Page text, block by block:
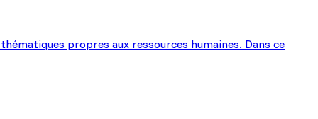
propres aux ressources humaines. Dans ce